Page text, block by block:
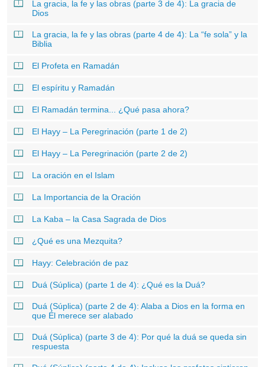
La gracia, la fe y las obras (parte 3 de 4): La gracia de
Dios
La gracia, la fe y las obras (parte 4 de 4): La “fe sola” y la
Biblia
El Profeta en Ramadán
El espíritu y Ramadán
El Ramadán termina... ¿Qué pasa ahora?
El Hayy – La Peregrinación (parte 1 de 2)
El Hayy – La Peregrinación (parte 2 de 2)
La oración en el Islam
La Importancia de la Oración
La Kaba – la Casa Sagrada de Dios
¿Qué es una Mezquita?
Hayy: Celebración de paz
Duá (Súplica) (parte 1 de 4): ¿Qué es la Duá?
Duá (Súplica) (parte 2 de 4): Alaba a Dios en la forma en
que Él merece ser alabado
Duá (Súplica) (parte 3 de 4): Por qué la duá se queda sin
respuesta